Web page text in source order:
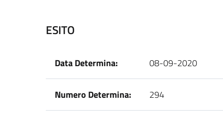
ESITO
Data Determina: 08-09-2020
Numero Determina: 294